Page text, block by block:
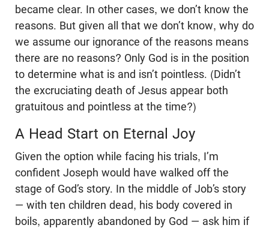
became clear. In other cases, we don’t know the
reasons. But given all that we don’t know, why do
we assume our ignorance of the reasons means
there are no reasons? Only God is in the position
to determine what is and isn’t pointless. (Didn’t
the excruciating death of Jesus appear both
gratuitous and pointless at the time?)
A Head Start on Eternal Joy
Given the option while facing his trials, I’m
confident Joseph would have walked off the
stage of God’s story. In the middle of Job’s story
— with ten children dead, his body covered in
boils, apparently abandoned by God — ask him if